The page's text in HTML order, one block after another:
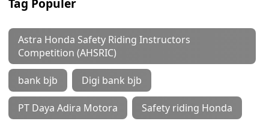
Tag Populer
Astra Honda Safety Riding Instructors
Competition (AHSRIC)
bank bjb Digi bank bjb
PT Daya Adira Motora Safety riding Honda